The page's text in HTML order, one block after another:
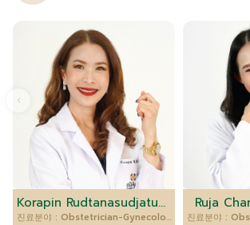
Korapin Rudtanasudjatum, M.D.
진료분야 : Obstetrician-Gynecologist
Ruja